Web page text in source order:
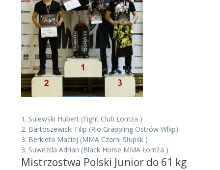
1. Sulewski Hubert (Fight Club Łomża )
2. Bartoszewicki Filip (Rio Grappling Ostrów Wlkp)
3. Berkieta Maciej (MMA Czarni Słupsk )
3. Suwezda Adrian (Black Horse MMA Łomża )
Mistrzostwa Polski Junior do 61 kg